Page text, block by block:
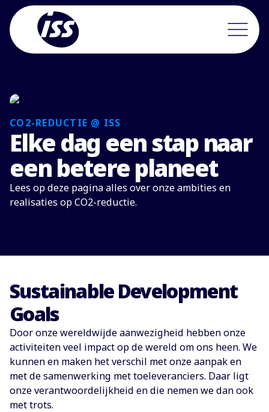
CO2-REDUCTIE @ ISS
Elke dag een stap naar
een betere planeet
Lees op deze pagina alles over onze ambities en
realisaties op CO2-reductie.
Sustainable Development
Goals
Door onze wereldwijde aanwezigheid hebben onze
activiteiten veel impact op de wereld om ons heen. We
kunnen en maken het verschil met onze aanpak en
met de samenwerking met toeleveranciers. Daar ligt
onze verantwoordelijkheid en die nemen we dan ook
met trots.